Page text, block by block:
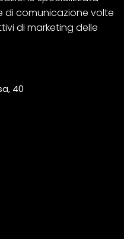
di comunicazione volte
di marketing delle
40